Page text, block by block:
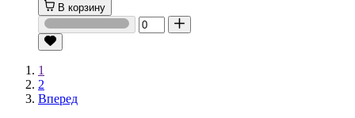
В корзину
1
2
Вперед